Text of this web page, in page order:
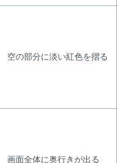
空の部分に淡い紅色を摺る
画面全体に奥行きが出る